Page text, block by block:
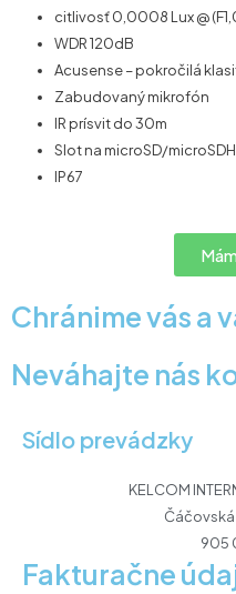
citlivosť 0,0008 Lux @
WDR 120dB
Acusense – pokročilá
Zabudovaný mikrofón
IR prísvit do 30m
Slot na microSD/
IP67
Chránime vás a
Neváhajte nás
Sídlo prevádzky
KELCOM
905
Fakturačne